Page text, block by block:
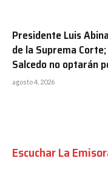
Presidente Luis
de la Suprema
Salcedo no optarán
agosto 4, 2026
Escuchar La